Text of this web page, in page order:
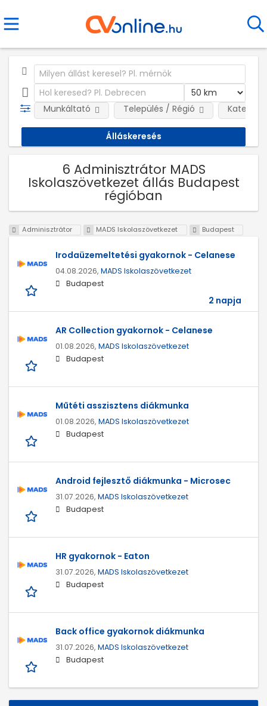
Munkáltató Település / Régió
6 Adminisztrátor MADS
Iskolaszövetkezet állás Budapest
régióban
Adminisztrátor MADS Iskolaszövetkezet Budapest
Irodaüzemeltetési gyakornok - Celanese
04.08.2026, MADS Iskolaszövetkezet
Budapest
2 napja
AR Collection gyakornok - Celanese
01.08.2026, MADS Iskolaszövetkezet
Budapest
Műtéti asszisztens diákmunka
01.08.2026, MADS Iskolaszövetkezet
Budapest
Android fejlesztő diákmunka - Microsec
31.07.2026, MADS Iskolaszövetkezet
Budapest
HR gyakornok - Eaton
31.07.2026, MADS Iskolaszövetkezet
Budapest
Back office gyakornok diákmunka
31.07.2026, MADS Iskolaszövetkezet
Budapest